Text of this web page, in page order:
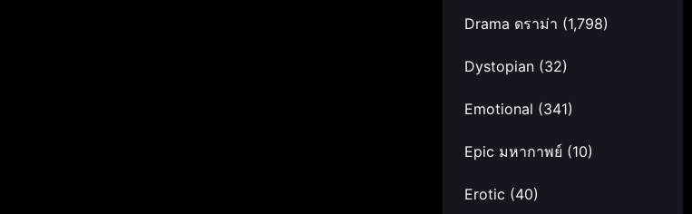
Drama ดราม่า (1,798)
Dystopian (32)
Emotional (341)
Epic มหากาพย์ (10)
Erotic (40)